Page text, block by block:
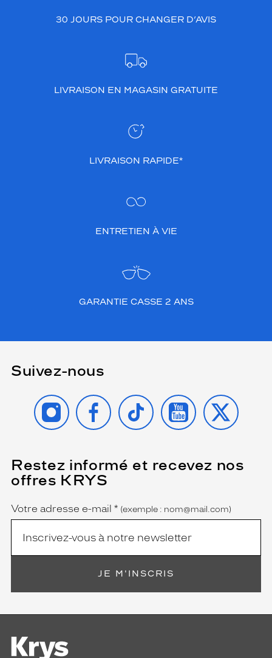
30 JOURS POUR CHANGER D’AVIS
LIVRAISON EN MAGASIN GRATUITE
LIVRAISON RAPIDE*
ENTRETIEN À VIE
GARANTIE CASSE 2 ANS
Suivez-nous
INSTAGRAMFACEBOOK
TIKTOK YOUTUBE
X
Restez informé et recevez nos
offres KRYS
Name
Votre adresse e-mail *
(Ce
champ
est
obligatoire)
(exemple : nom@mail.com)
JE M'INSCRIS